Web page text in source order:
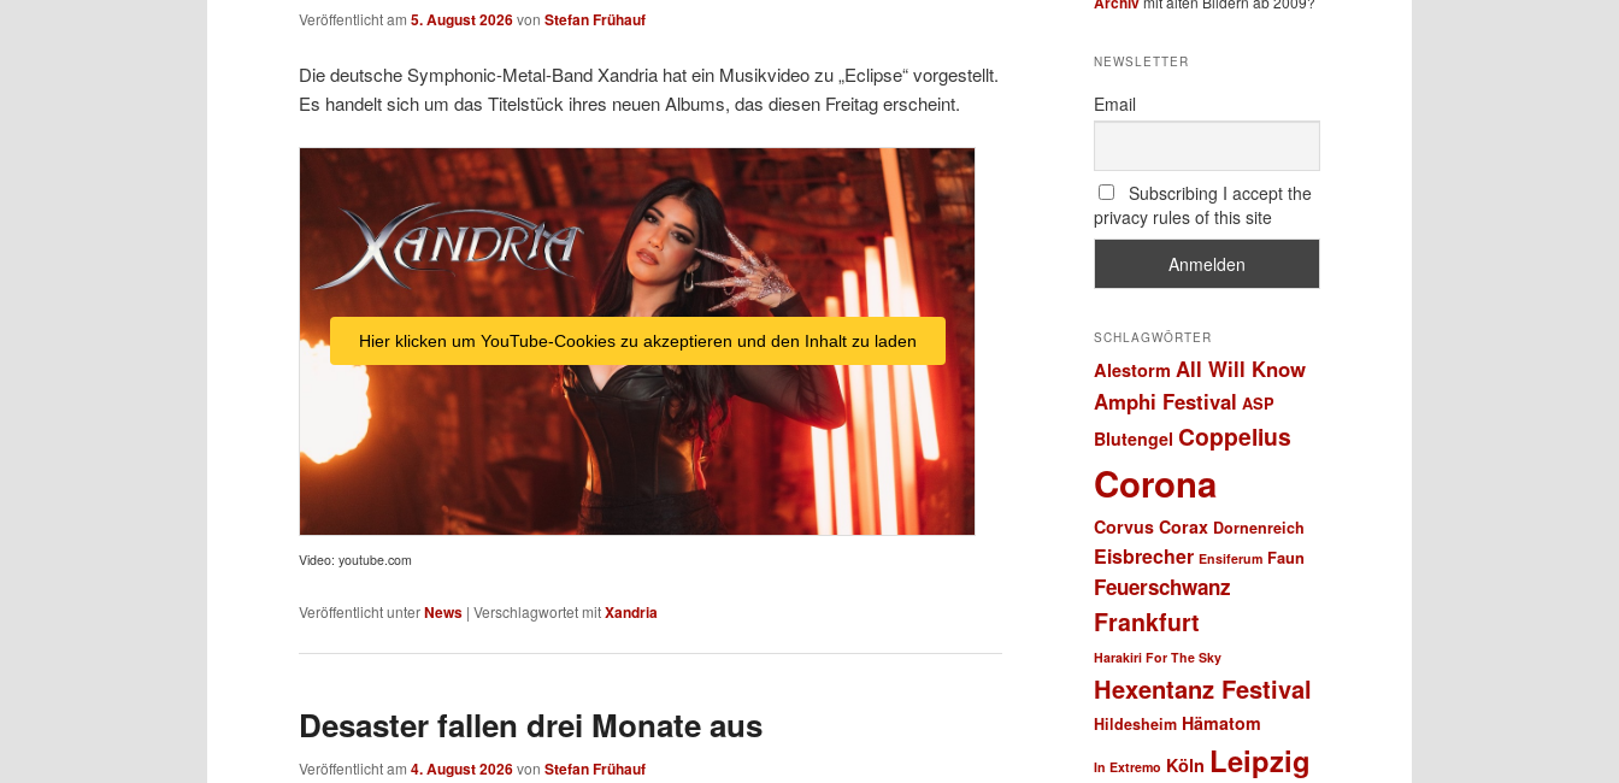
Veröffentlicht am 5. August 2026von Stefan Frühauf
Die deutsche Symphonic-Metal-Band Xandria hat ein Musikvideo zu „Eclipse“ vorgestellt.
Es handelt sich um das Titelstück ihres neuen Albums, das diesen Freitag erscheint.
Hier klicken um YouTube-Cookies zu akzeptieren und den Inhalt zu laden
Video: youtube.com
Veröffentlicht unterNews | Verschlagwortet mitXandria
Desaster fallen drei Monate aus
Veröffentlicht am 4. August 2026von Stefan Frühauf
NEWSLETTER
Email
Subscribing I accept the
privacy rules of this site
SCHLAGWÖRTER
Alestorm All Will Know
Amphi Festival ASP
Blutengel Coppelius
Corona
Corvus Corax Dornenreich
Eisbrecher Ensiferum Faun
Feuerschwanz
Frankfurt
Harakiri For The Sky
Hexentanz Festival
Hildesheim Hämatom
In Extremo Köln Leipzig